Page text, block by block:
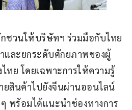
ชวนให้บริษัทฯ ร่วมมือกับไทย
และยกระดับศักยภาพของผู้
ทย โดยเฉพาะการให้ความรู้
ยสินค้าไปยังจีนผ่านออนไลน์
พร้อมได้แนะนำช่องทางการ